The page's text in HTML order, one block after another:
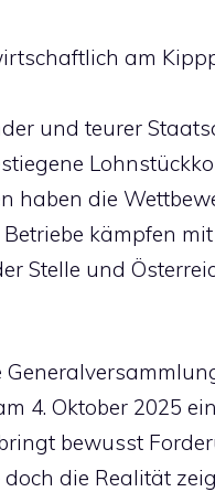
am
und teurer
haben die
kämpfen
Stelle und
4. Oktober 2025
bewusst
die Realität